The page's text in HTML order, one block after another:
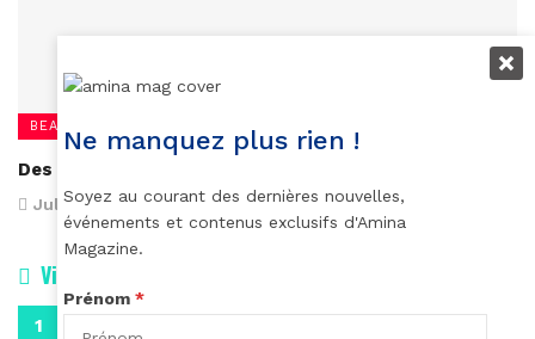
BEAUTÉ
Des vernis hot
July 24, 2014
Vidéos
Ne manquez plus rien !
Soyez au courant des dernières nouvelles,
événements et contenus exclusifs d'Amina
Magazine.
Prénom *